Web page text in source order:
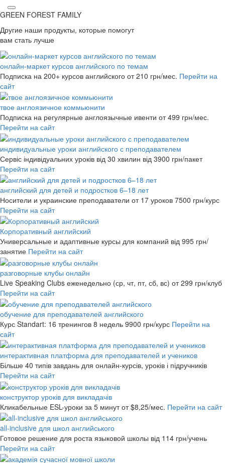
GREEN FOREST FAMILY
Другие наши продукты, которые помогут
вам стать лучше
онлайн-маркет курсов английского по темам
Подписка на 200+ курсов английского от 210 грн/мес. Перейти на
сайт
твое англоязичное коммьюнити
Подписка на регулярные англоязычные ивенти от 499 грн/мес.
Перейти на сайт
индивидуальные уроки английского с преподавателем
Сервіс індивідуальних уроків від 30 хвилин від 3900 грн/пакет
Перейти на сайт
английский для детей и подростков 6–18 лет
Носители и украинские преподаватели от 17 уроков 7500 грн/курс
Перейти на сайт
Корпоративный английский
Универсальные и адаптивные курсы для компаний від 995 грн/
занятие Перейти на сайт
разговорные клубы онлайн
Live Speaking Clubs еженедельно (ср, чт, пт, сб, вс) от 299 грн/клуб
Перейти на сайт
обучение для преподавателей английского
Курс Standart: 16 тренингов 8 недель 9900 грн/курс Перейти на
сайт
интерактивная платформа для преподавателей и учеников
Більше 40 типів завдань для онлайн-курсів, уроків і підручників
Перейти на сайт
конструктор уроків для викладачів
Кликабельные ESL-уроки за 5 минутот $8,25/мес. Перейти на сайт
all-inclusive для школ английського
Готовое решение для роста языковой школы від 114 грн/учень
Перейти на сайт